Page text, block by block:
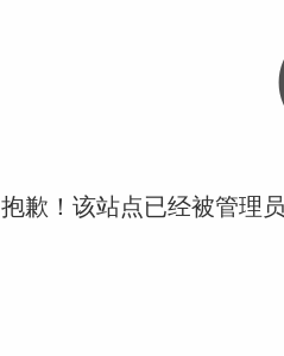
抱歉！该站点已经被管理